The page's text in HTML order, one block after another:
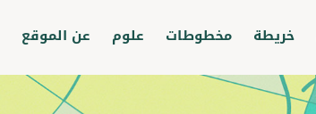
خريطة مخطوطات علوم عن الموقع